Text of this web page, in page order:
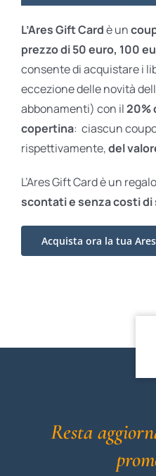
L’Ares Gift Cardè un
prezzo di 50 euro, 100
consente di acquistare i
eccezione delle novità
abbonamenti) con il20%
copertina: ciascun
rispettivamente,del
L’Ares Gift Card è un
scontati esenza costi
Acquista ora la tua
Resta